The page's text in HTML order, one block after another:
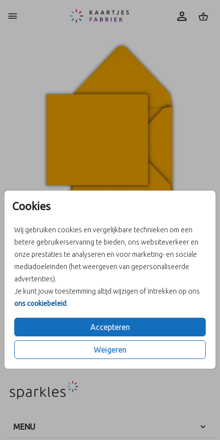
Cookies
Wij gebruiken cookies en vergelijkbare technieken om een
betere gebruikerservaring te bieden, ons websiteverkeer en
onze prestaties te analyseren en voor marketing- en sociale
mediadoeleinden (het weergeven van gepersonaliseerde
advertenties).
Je kunt jouw toestemming altijd wijzigen of intrekken op ons
ons cookiebeleid.
Accepteren
Weigeren
Oker 12,5 X 14
Aantal
oker 12,5 x 14
Prijs:€ 0,45
MENU